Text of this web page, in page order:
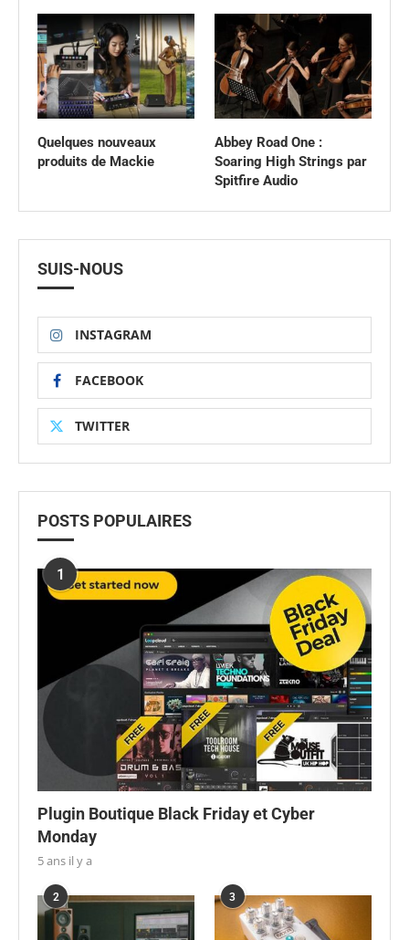
Quelques nouveaux
produits de Mackie
Abbey Road One :
Soaring High Strings par
Spitfire Audio
SUIS-NOUS
INSTAGRAM
FACEBOOK
TWITTER
POSTS POPULAIRES
1
Plugin Boutique Black Friday et Cyber
Monday
5 ans il y a
2 3